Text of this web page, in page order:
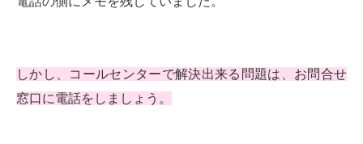
しかし、コールセンターで解決出来る問題は、お問合せ
窓口に電話をしましょう。